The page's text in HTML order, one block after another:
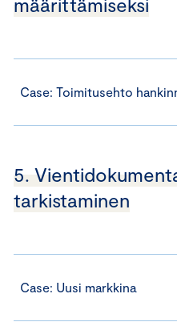
määrittämiseksi
Case: Toimitusehto
5.
tarkistaminen
Case: Uusi markkina